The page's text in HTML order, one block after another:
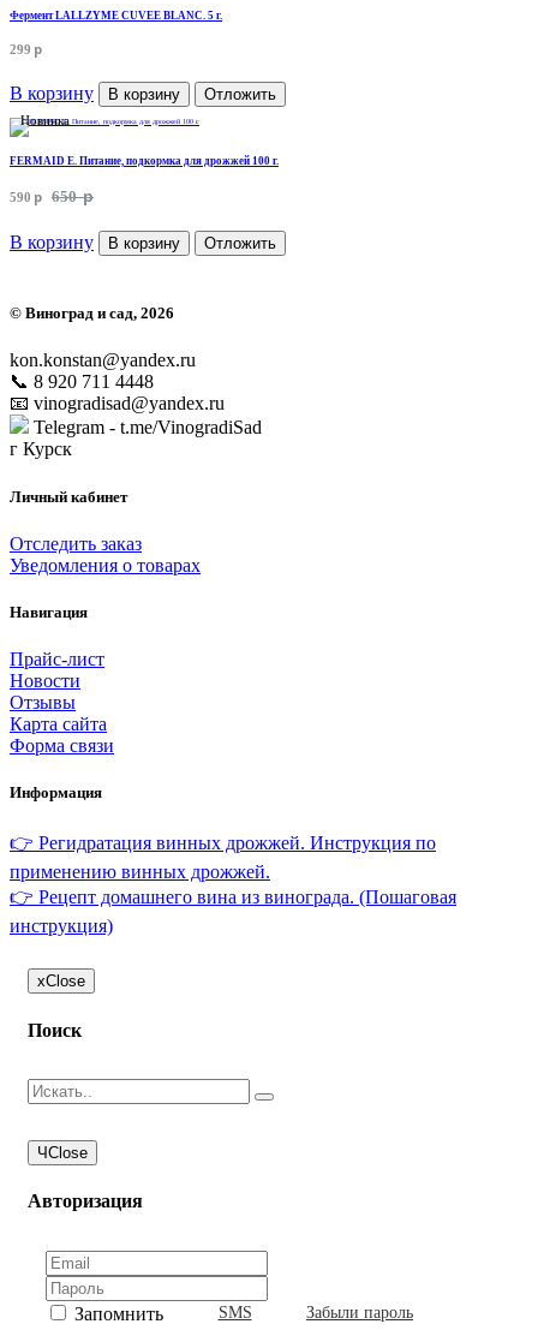
Фермент LALLZYME CUVEE BLANC. 5 г.
299 p
В корзину В корзину Отложить
Новинка
FERMAID E. Питание, подкормка для дрожжей 100 г.
590 p 650 p
В корзину В корзину Отложить
© Виноград и сад, 2026
kon.konstan@yandex.ru
📞 8 920 711 4448
📧 vinogradisad@yandex.ru
Telegram - t.me/VinogradiSad
г Курск
Личный кабинет
Отследить заказ
Уведомления о товарах
Навигация
Прайс-лист
Новости
Отзывы
Карта сайта
Форма связи
Информация
👉 Регидратация винных дрожжей. Инструкция по
применению винных дрожжей.
👉 Рецепт домашнего вина из винограда. (Пошаговая
инструкция)
xClose
Поиск
ЧClose
Авторизация
Запомнить SMS Забыли пароль